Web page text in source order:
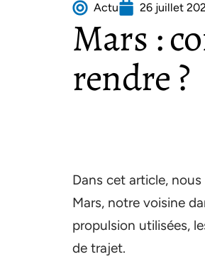
Actu 26 juillet
Mars :
rendre ?
Dans cet article,
Mars, notre voisine
propulsion utilisées,
de trajet.